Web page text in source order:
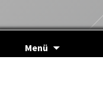
Menü
Inhalt